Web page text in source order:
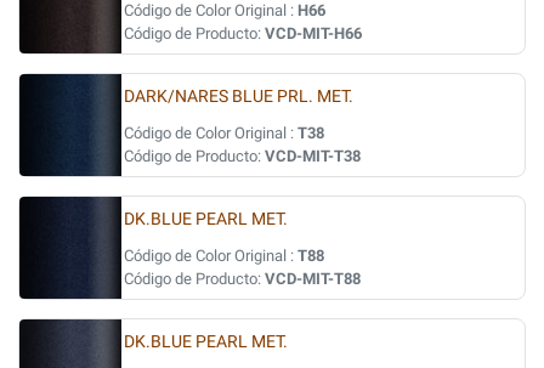
Código de Color Original : H66
Código de Producto: VCD-MIT-H66
DARK/NARES BLUE PRL. MET.
Código de Color Original : T38
Código de Producto: VCD-MIT-T38
DK.BLUE PEARL MET.
Código de Color Original : T88
Código de Producto: VCD-MIT-T88
DK.BLUE PEARL MET.